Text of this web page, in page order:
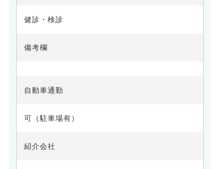
健診・検診
備考欄
自動車通勤
可（駐車場有）
紹介会社